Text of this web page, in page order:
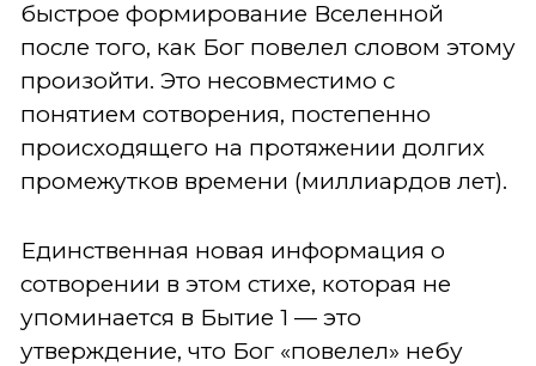
быстрое формирование Вселенной
после того, как Бог повелел словом этому
произойти. Это несовместимо с
понятием сотворения, постепенно
происходящего на протяжении долгих
промежутков времени (миллиардов лет).
Единственная новая информация о
сотворении в этом стихе, которая не
упоминается в Бытие 1 — это
утверждение, что Бог «повелел» небу